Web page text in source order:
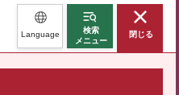
Language
検索
メニュー
閉じる